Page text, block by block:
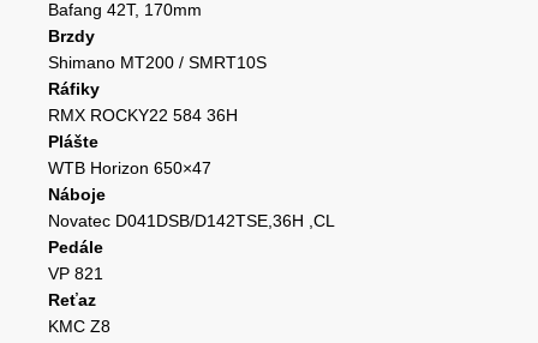
Bafang 42T, 170mm
Brzdy
Shimano MT200 / SMRT10S
Ráfiky
RMX ROCKY22 584 36H
Plášte
WTB Horizon 650×47
Náboje
Novatec D041DSB/D142TSE,36H ,CL
Pedále
VP 821
Reťaz
KMC Z8